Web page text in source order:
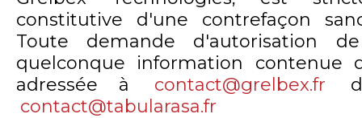
constitutive d'une contrefaçon
Toute demande d'autorisation
quelconque information
adressée à
contact@grelbex.fr
contact@tabularasa.fr